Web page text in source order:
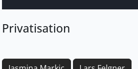
Privatisation